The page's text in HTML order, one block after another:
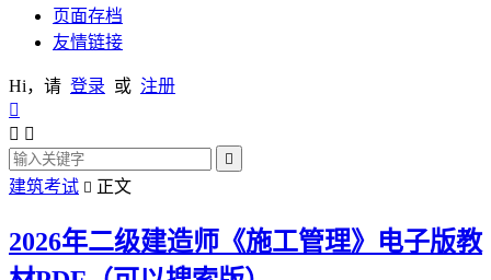
页面存档
友情链接
Hi，请 登录 或 注册

 

建筑考试  正文
2026年二级建造师《施工管理》电子版教